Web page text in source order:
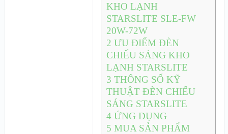
KHO LẠNH
STARSLITE SLE-FW
20W-72W
2 ƯU ĐIỂM ĐÈN
CHIẾU SÁNG KHO
LẠNH STARSLITE
3 THÔNG SỐ KỸ
THUẬT ĐÈN CHIẾU
SÁNG STARSLITE
4 ỨNG DỤNG
5 MUA SẢN PHẨM